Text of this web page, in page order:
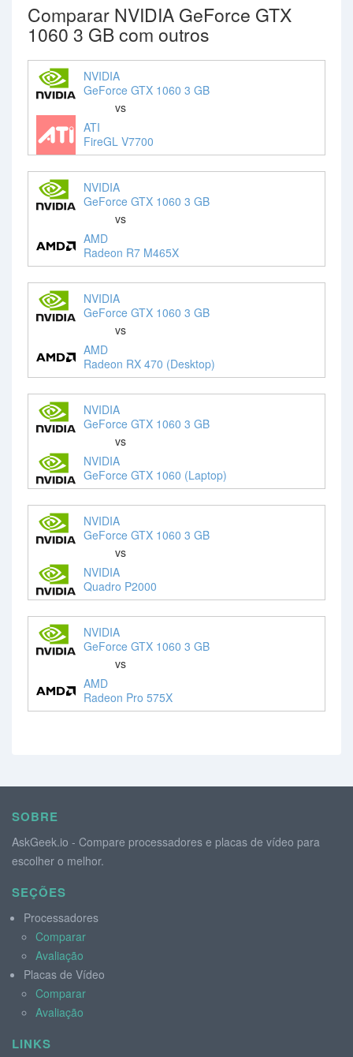
Comparar NVIDIA GeForce GTX
1060 3 GB com outros
NVIDIA
GeForce GTX 1060 3 GB
vs
ATI
FireGL V7700
NVIDIA
GeForce GTX 1060 3 GB
vs
AMD
Radeon R7 M465X
NVIDIA
GeForce GTX 1060 3 GB
vs
AMD
Radeon RX 470 (Desktop)
NVIDIA
GeForce GTX 1060 3 GB
vs
NVIDIA
GeForce GTX 1060 (Laptop)
NVIDIA
GeForce GTX 1060 3 GB
vs
NVIDIA
Quadro P2000
NVIDIA
GeForce GTX 1060 3 GB
vs
AMD
Radeon Pro 575X
SOBRE
AskGeek.io - Compare processadores e placas de vídeo para
escolher o melhor.
SEÇÕES
Processadores
Comparar
Avaliação
Placas de Vídeo
Comparar
Avaliação
LINKS